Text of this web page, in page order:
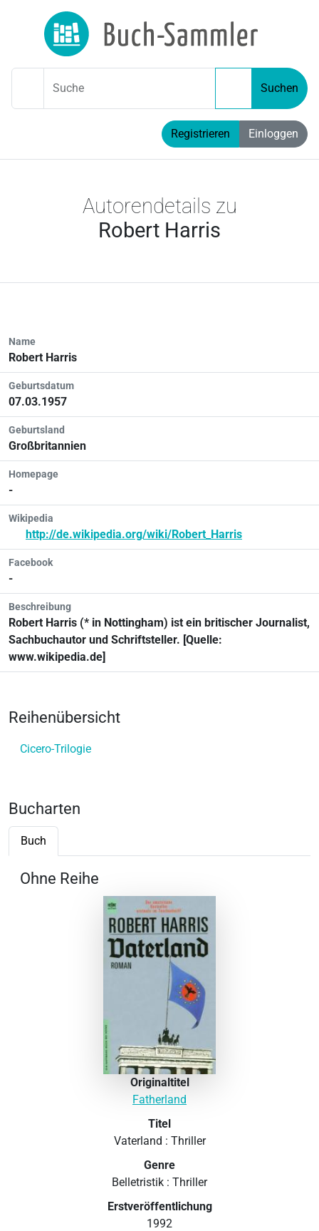
Suche Suchen
Registrieren Einloggen
Autorendetails zu
Robert Harris
Name
Robert Harris
Geburtsdatum
07.03.1957
Geburtsland
Großbritannien
Homepage
-
Wikipedia
http://de.wikipedia.org/wiki/Robert_Harris
Facebook
-
Beschreibung
Robert Harris (* in Nottingham) ist ein britischer Journalist,
Sachbuchautor und Schriftsteller. [Quelle:
www.wikipedia.de]
Reihenübersicht
Cicero-Trilogie
Bucharten
Buch
Ohne Reihe
Originaltitel
Fatherland
Titel
Vaterland : Thriller
Genre
Belletristik : Thriller
Erstveröffentlichung
1992